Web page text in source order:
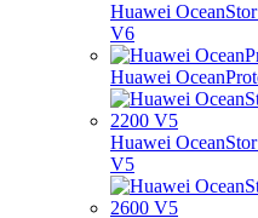
Huawei
V6
Huawei
Huawei
V5